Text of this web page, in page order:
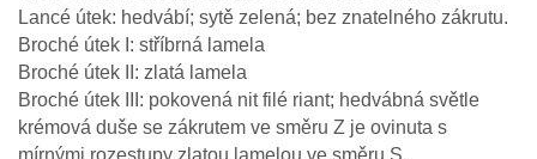
Lancé útek: hedvábí; sytě zelená; bez znatelného zákrutu.
Broché útek I: stříbrná lamela
Broché útek II: zlatá lamela
Broché útek III: pokovená nit filé riant; hedvábná světle
krémová duše se zákrutem ve směru Z je ovinuta s